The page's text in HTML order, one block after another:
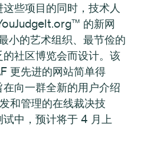
些项目的同时，技术人
的新网
小的艺术组织、最节俭的
社区博览会而设计。该
更先进的网站简单得
向一群全新的用户介绍
和管理的在线裁决技
中，预计将于 4 月上